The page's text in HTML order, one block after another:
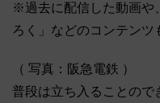
※過去に配信した動画や
ろく」などのコンテンツ
（ 写真：阪急電鉄 ）
普段は立ち入ることので